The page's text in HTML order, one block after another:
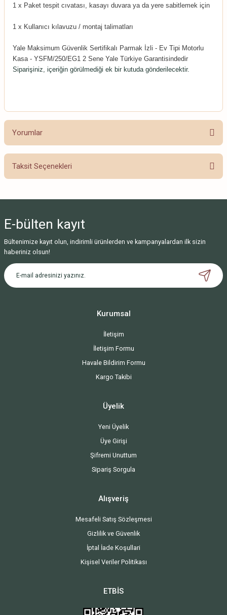
1 x Paket tespit cıvatası, kasayı duvara ya da yere sabitlemek için
1 x Kullanıcı kılavuzu / montaj talimatları
Yale Maksimum Güvenlik Sertifikalı Parmak İzli - Ev Tipi Motorlu
Kasa - YSFM/250/EG1 2 Sene Yale Türkiye Garantisindedir
Siparişiniz, içeriğin görülmediği ek bir kutuda gönderilecektir.
Yorumlar
Bu ürüne ilk yorumu siz yapın!
Taksit Seçenekleri
E-bülten kayıt
Bültenimize kayıt olun, indirimli ürünlerden ve kampanyalardan ilk sizin
haberiniz olsun!
Kurumsal
İletişim
İletişim Formu
Havale Bildirim Formu
Kargo Takibi
Üyelik
Yeni Üyelik
Üye Girişi
Şifremi Unuttum
Sipariş Sorgula
Alışveriş
Mesafeli Satış Sözleşmesi
Gizlilik ve Güvenlik
İptal İade Koşullari
Kişisel Veriler Politikası
ETBİS